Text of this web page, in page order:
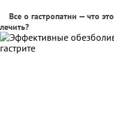
Все о гастропатии — что
лечить?